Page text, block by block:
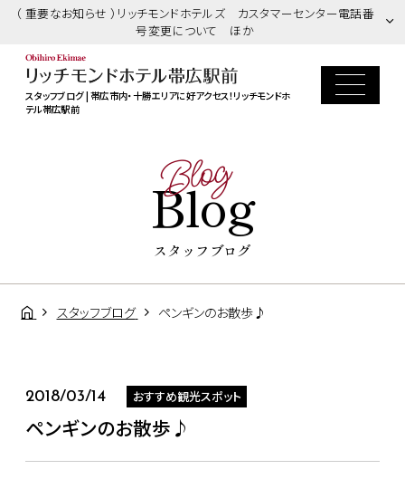
（ 重要なお知らせ ）リッチモンドホテルズ カスタマーセンター電話番
号変更について ほか
スタッフブログ | 帯広市内・十勝エリアに好アクセス！リッチモンドホ
テル帯広駅前
Blog
Blog
スタッフブログ
スタッフブログ ペンギンのお散歩♪
2018/03/14 おすすめ観光スポット
ペンギンのお散歩♪